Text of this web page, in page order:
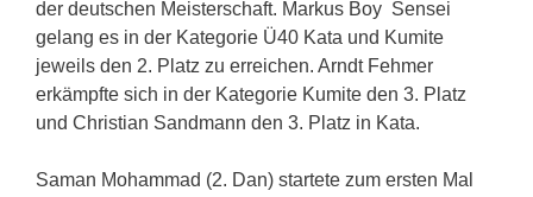
der deutschen Meisterschaft. Markus Boy Sensei
gelang es in der Kategorie Ü40 Kata und Kumite
jeweils den 2. Platz zu erreichen. Arndt Fehmer
erkämpfte sich in der Kategorie Kumite den 3. Platz
und Christian Sandmann den 3. Platz in Kata.
Saman Mohammad (2. Dan) startete zum ersten Mal